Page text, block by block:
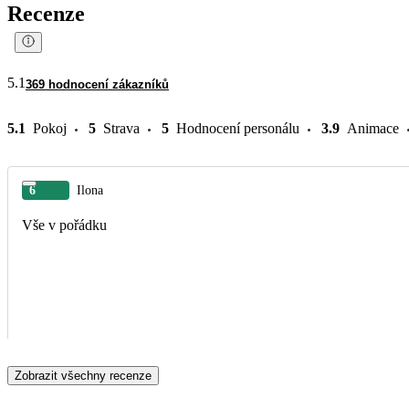
Recenze
5.1 369 hodnocení zákazníků
5.1 Pokoj 5 Strava 5 Hodnocení personálu 3.9 Animace
6 Ilona
Vše v pořádku
Zobrazit všechny recenze